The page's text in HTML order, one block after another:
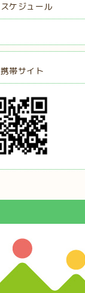
スケジュール
携帯サイト